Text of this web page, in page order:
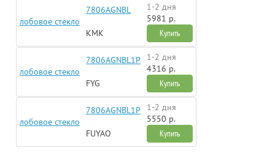
лобовое стекло
7806AGNBL
KMK
1-2 дня
5981 р.
Купить
лобовое стекло
7806AGNBL1P
FYG
1-2 дня
4316 р.
Купить
лобовое стекло
7806AGNBL1P
FUYAO
1-2 дня
5550 р.
Купить